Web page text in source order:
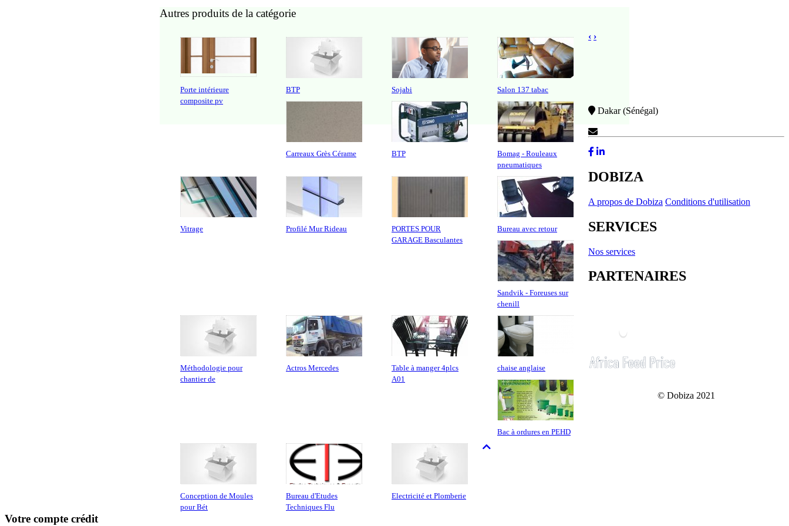
Autres produits de la catégorie
Porte intérieure
composite pv
BTP Sojabi Salon 137 tabac
Carreaux Grès Cérame BTP
Bomag - Rouleaux
pneumatiques
Vitrage Profilé Mur Rideau
PORTES POUR
GARAGE Basculantes
Bureau avec retour
Sandvik - Foreuses sur
chenill
Méthodologie pour
chantier de
Actros Mercedes
Table à manger 4plcs
A01
chaise anglaise
Bac à ordures en PEHD
Conception de Moules
pour Bét
Bureau d'Etudes
Techniques Flu
Electricité et Plomberie
‹ ›
Dakar (Sénégal)
DOBIZA
A propos de Dobiza Conditions d'utilisation
SERVICES
Nos services
PARTENAIRES
© Dobiza 2021
Votre compte crédit